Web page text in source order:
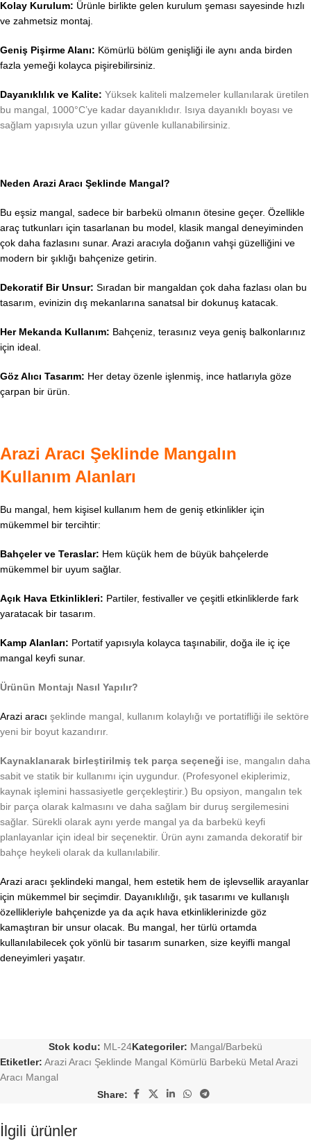
Kolay Kurulum: Ürünle birlikte gelen kurulum şeması sayesinde hızlı
ve zahmetsiz montaj.
Geniş Pişirme Alanı: Kömürlü bölüm genişliği ile aynı anda birden
fazla yemeği kolayca pişirebilirsiniz.
Dayanıklılık ve Kalite: Yüksek kaliteli malzemeler kullanılarak üretilen
bu mangal, 1000°C’ye kadar dayanıklıdır. Isıya dayanıklı boyası ve
sağlam yapısıyla uzun yıllar güvenle kullanabilirsiniz.
Neden Arazi Aracı Şeklinde Mangal?
Bu eşsiz mangal, sadece bir barbekü olmanın ötesine geçer. Özellikle
araç tutkunları için tasarlanan bu model, klasik mangal deneyiminden
çok daha fazlasını sunar. Arazi aracıyla doğanın vahşi güzelliğini ve
modern bir şıklığı bahçenize getirin.
Dekoratif Bir Unsur: Sıradan bir mangaldan çok daha fazlası olan bu
tasarım, evinizin dış mekanlarına sanatsal bir dokunuş katacak.
Her Mekanda Kullanım: Bahçeniz, terasınız veya geniş balkonlarınız
için ideal.
Göz Alıcı Tasarım: Her detay özenle işlenmiş, ince hatlarıyla göze
çarpan bir ürün.
Arazi Aracı Şeklinde Mangalın
Kullanım Alanları
Bu mangal, hem kişisel kullanım hem de geniş etkinlikler için
mükemmel bir tercihtir:
Bahçeler ve Teraslar: Hem küçük hem de büyük bahçelerde
mükemmel bir uyum sağlar.
Açık Hava Etkinlikleri: Partiler, festivaller ve çeşitli etkinliklerde fark
yaratacak bir tasarım.
Kamp Alanları: Portatif yapısıyla kolayca taşınabilir, doğa ile iç içe
mangal keyfi sunar.
Ürünün Montajı Nasıl Yapılır?
Arazi aracı şeklinde mangal, kullanım kolaylığı ve portatifliği ile sektöre
yeni bir boyut kazandırır.
Kaynaklanarak birleştirilmiş tek parça seçeneği ise, mangalın daha
sabit ve statik bir kullanımı için uygundur. (Profesyonel ekiplerimiz,
kaynak işlemini hassasiyetle gerçekleştirir.) Bu opsiyon, mangalın tek
bir parça olarak kalmasını ve daha sağlam bir duruş sergilemesini
sağlar. Sürekli olarak aynı yerde mangal ya da barbekü keyfi
planlayanlar için ideal bir seçenektir. Ürün aynı zamanda dekoratif bir
bahçe heykeli olarak da kullanılabilir.
Arazi aracı şeklindeki mangal, hem estetik hem de işlevsellik arayanlar
için mükemmel bir seçimdir. Dayanıklılığı, şık tasarımı ve kullanışlı
özellikleriyle bahçenizde ya da açık hava etkinliklerinizde göz
kamaştıran bir unsur olacak. Bu mangal, her türlü ortamda
kullanılabilecek çok yönlü bir tasarım sunarken, size keyifli mangal
deneyimleri yaşatır.
Stok kodu: ML-24Kategoriler: Mangal/Barbekü
Etiketler: Arazi Aracı Şeklinde Mangal Kömürlü Barbekü Metal Arazi
Aracı Mangal
Share:
İlgili ürünler